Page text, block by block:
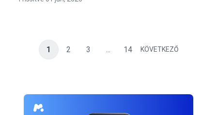
1 2 3 ... 14 KÖVETKEZŐ